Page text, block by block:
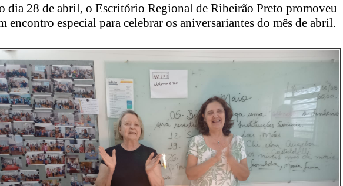
dia 28 de abril, o Escritório Regional de Ribeirão Preto promoveu
encontro especial para celebrar os aniversariantes do mês de abril.